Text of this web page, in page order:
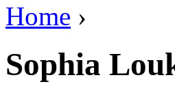
Home ›
Sophia